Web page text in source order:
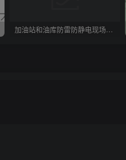
加油站和油库防雷防静电现场检查项目